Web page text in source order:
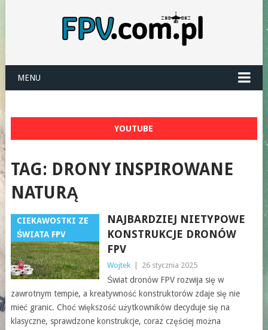
MENU
YOUTUBE
TAG: DRONY INSPIROWANE
NATURĄ
CIEKAWOSTKI ZE
ŚWIATA FPV
NAJBARDZIEJ NIETYPOWE
KONSTRUKCJE DRONÓW
FPV
Wojtek 26 stycznia 2025
Świat dronów FPV rozwija się w
zawrotnym tempie, a kreatywność konstruktorów zdaje się nie
mieć granic. Choć większość użytkowników decyduje się na
klasyczne, sprawdzone konstrukcje, coraz częściej można